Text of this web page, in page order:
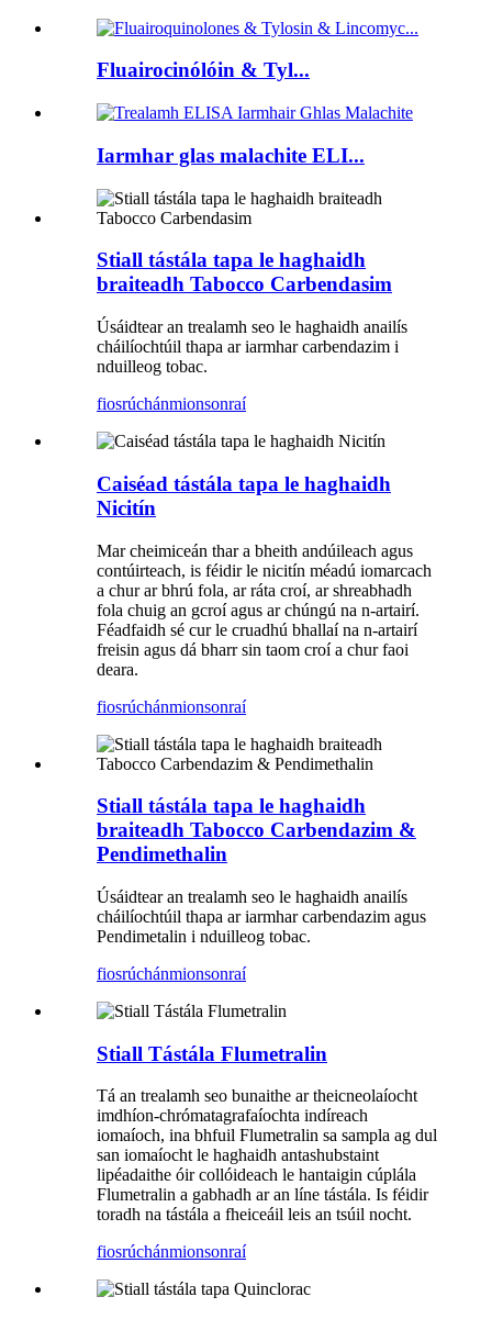
Fluairocinólóin & Tyl...
Iarmhar glas malachite ELI...
Stiall tástála tapa le haghaidh
braiteadh Tabocco Carbendasim
Úsáidtear an trealamh seo le haghaidh anailís
cháilíochtúil thapa ar iarmhar carbendazim i
nduilleog tobac.
fiosrúchánmionsonraí
Caiséad tástála tapa le haghaidh
Nicitín
Mar cheimiceán thar a bheith andúileach agus
contúirteach, is féidir le nicitín méadú iomarcach
a chur ar bhrú fola, ar ráta croí, ar shreabhadh
fola chuig an gcroí agus ar chúngú na n-artairí.
Féadfaidh sé cur le cruadhú bhallaí na n-artairí
freisin agus dá bharr sin taom croí a chur faoi
deara.
fiosrúchánmionsonraí
Stiall tástála tapa le haghaidh
braiteadh Tabocco Carbendazim &
Pendimethalin
Úsáidtear an trealamh seo le haghaidh anailís
cháilíochtúil thapa ar iarmhar carbendazim agus
Pendimetalin i nduilleog tobac.
fiosrúchánmionsonraí
Stiall Tástála Flumetralin
Tá an trealamh seo bunaithe ar theicneolaíocht
imdhíon-chrómatagrafaíochta indíreach
iomaíoch, ina bhfuil Flumetralin sa sampla ag dul
san iomaíocht le haghaidh antashubstaint
lipéadaithe óir collóideach le hantaigin cúplála
Flumetralin a gabhadh ar an líne tástála. Is féidir
toradh na tástála a fheiceáil leis an tsúil nocht.
fiosrúchánmionsonraí